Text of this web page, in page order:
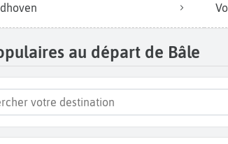
au départ de Bâle